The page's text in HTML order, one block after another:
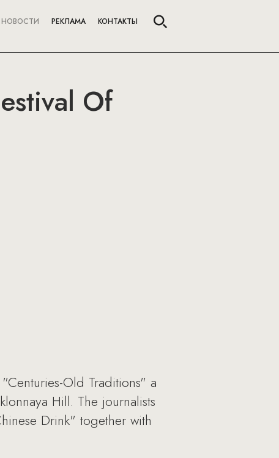
НОВОСТИ РЕКЛАМА КОНТАКТЫ
Of
Old Traditions" a
Hill. The journalists
Drink" together with